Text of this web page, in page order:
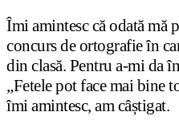
Îmi amintesc că odată mă
concurs de ortografie în
din clasă. Pentru a-mi da
„Fetele pot face mai bine
îmi amintesc, am câștigat.